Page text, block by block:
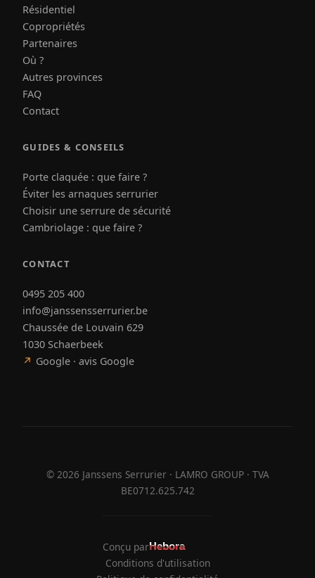
Résidentiel
Copropriétés
Partenaires
Où ?
Autres provinces
FAQ
Contact
GUIDES & CONSEILS
Porte claquée : que faire ?
Éviter les arnaques serrurier
Choisir une serrure de sécurité
Cambriolage : que faire ?
CONTACT
0495 205 400
info@janssensserrurier.be
Chaussée de Louvain 629
1030 Schaerbeek
↗ Google · avis Google
© 2026 Janssens Serrurier · LAMRO GROUP · TVA
BE0712.625.742
Conçu parHebora
Hebora
Conditions d'utilisation